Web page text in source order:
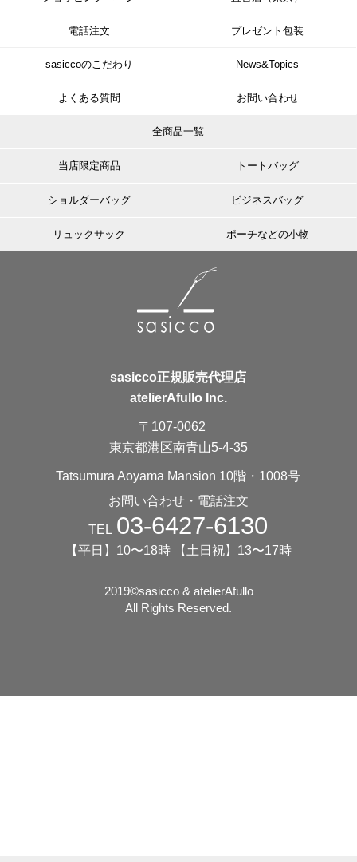
電話注文 プレゼント包装
sasiccoのこだわり News&Topics
よくある質問 お問い合わせ
全商品一覧
当店限定商品 トートバッグ
ショルダーバッグ ビジネスバッグ
リュックサック ポーチなどの小物
sasicco正規販売代理店
atelierAfullo Inc.
〒107-0062
東京都港区南青山5-4-35
Tatsumura Aoyama Mansion 10階・1008号
お問い合わせ・電話注文
TEL 03-6427-6130
【平日】10〜18時 【土日祝】13〜17時
2019©️sasicco & atelierAfullo
All Rights Reserved.